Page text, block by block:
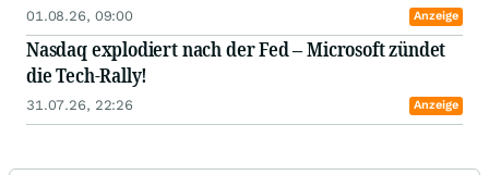
01.08.26, 09:00 Anzeige
Nasdaq explodiert nach der Fed – Microsoft zündet
die Tech-Rally!
31.07.26, 22:26 Anzeige